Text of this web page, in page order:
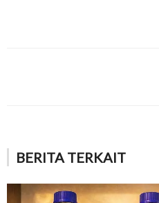
BERITA TERKAIT